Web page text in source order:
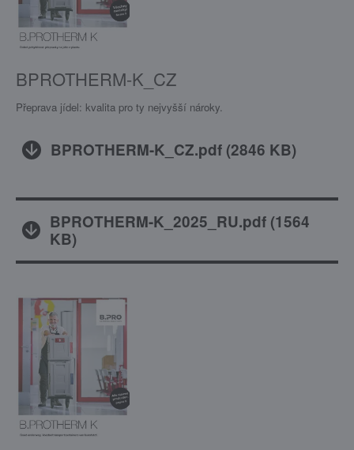
BPROTHERM-K_CZ
Přeprava jídel: kvalita pro ty nejvyšší nároky.
BPROTHERM-K_CZ.pdf (2846 KB)
BPROTHERM-K_2025_RU.pdf(1564
KB)